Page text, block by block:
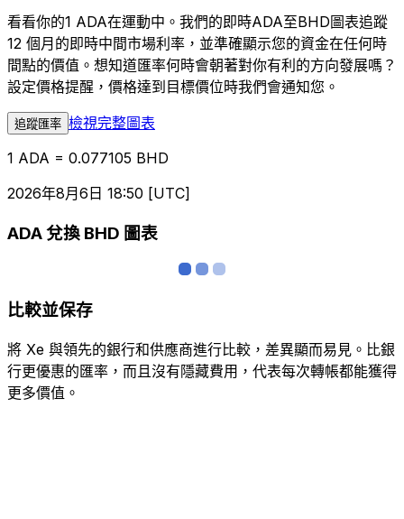
看看你的1 ADA在運動中。我們的即時ADA至BHD圖表追蹤
12 個月的即時中間市場利率，並準確顯示您的資金在任何時
間點的價值。想知道匯率何時會朝著對你有利的方向發展嗎？
設定價格提醒，價格達到目標價位時我們會通知您。
追蹤匯率 檢視完整圖表
1 ADA = 0.077105 BHD
2026年8月6日 18:50 [UTC]
ADA 兌換 BHD 圖表
比較並保存
將 Xe 與領先的銀行和供應商進行比較，差異顯而易見。比銀
行更優惠的匯率，而且沒有隱藏費用，代表每次轉帳都能獲得
更多價值。